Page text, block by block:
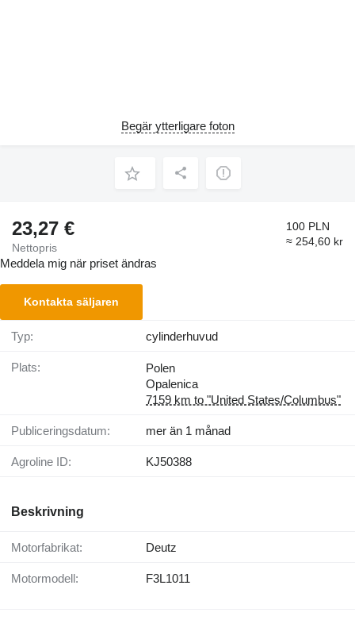
Begär ytterligare foton
23,27 €
Nettopris
100 PLN
≈ 254,60 kr
Meddela mig när priset ändras
Kontakta säljaren
Typ: cylinderhuvud
Plats:
Polen
Opalenica
7159 km to "United States/Columbus"
Publiceringsdatum: mer än 1 månad
Agroline ID: KJ50388
Beskrivning
Motorfabrikat: Deutz
Motormodell: F3L1011